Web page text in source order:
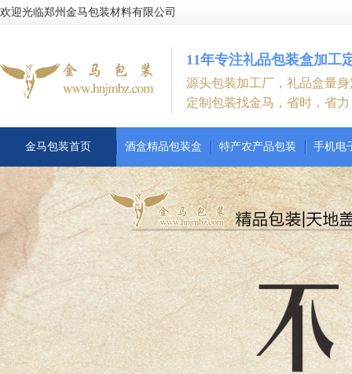
欢迎光临郑州金马包装材料有限公司
11年专注礼品包装盒加工
源头包装加工厂，礼品盒量
定制包装找金马，省时，省
金马包装首页 酒盒精品包装盒 特产农产品包装 手机电